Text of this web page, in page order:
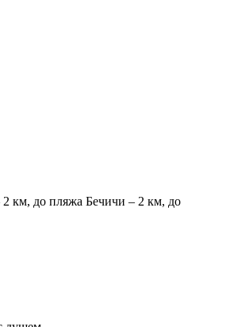
2 км, до пляжа Бечичи – 2 км, до